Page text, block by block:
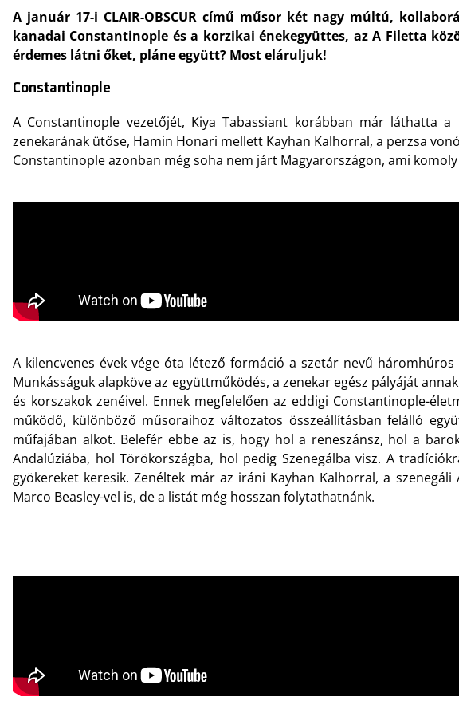
A január 17-i CLAIR-OBSCUR című műsor két nagy múltú,
kanadai Constantinople és a korzikai énekegyüttes, az A Filetta
érdemes látni őket, pláne együtt? Most eláruljuk!
Constantinople
A Constantinople vezetőjét, Kiya Tabassiant korábban már láthatta
zenekarának ütőse, Hamin Honari mellett Kayhan Kalhorral, a perzsa
Constantinople azonban még soha nem járt Magyarországon, ami
A kilencvenes évek vége óta létező formáció a szetár nevű
Munkásságuk alapköve az együttműködés, a zenekar egész pályáját
és korszakok zenéivel. Ennek megfelelően az eddigi Constantinople-
működő, különböző műsoraihoz változatos összeállításban felálló
műfajában alkot. Belefér ebbe az is, hogy hol a reneszánsz, hol a
Andalúziába, hol Törökországba, hol pedig Szenegálba visz. A
gyökereket keresik. Zenéltek már az iráni Kayhan Kalhorral, a
Marco Beasley-vel is, de a listát még hosszan folytathatnánk.